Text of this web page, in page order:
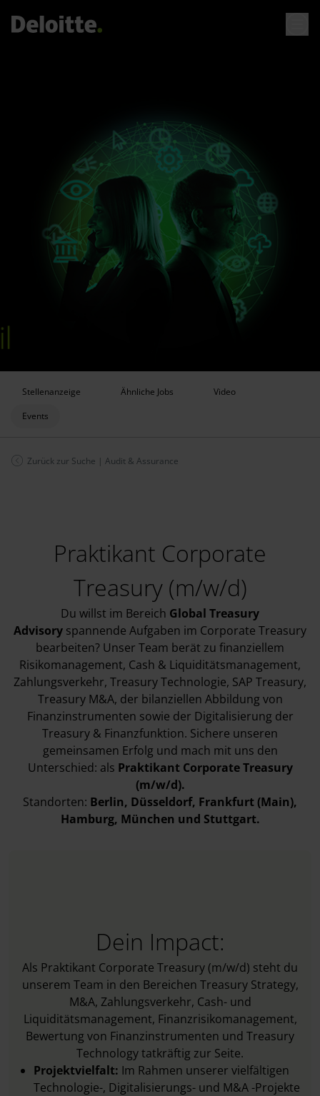
Stellenanzeige Ähnliche Jobs
Video
Events
Zurück zur Suche | Audit & Assurance
Praktikant Corporate
Treasury (m/w/d)
Du willst im Bereich Global Treasury
Advisory spannende Aufgaben im Corporate Treasury
bearbeiten? Unser Team berät zu finanziellem
Risikomanagement, Cash & Liquiditätsmanagement,
Zahlungsverkehr, Treasury Technologie, SAP Treasury,
Treasury M&A, der bilanziellen Abbildung von
Finanzinstrumenten sowie der Digitalisierung der
Treasury & Finanzfunktion. Sichere unseren
gemeinsamen Erfolg und mach mit uns den
Unterschied: als Praktikant Corporate Treasury
(m/w/d).
Standorten: Berlin, Düsseldorf, Frankfurt (Main),
Hamburg, München und Stuttgart.
Dein Impact:
Als Praktikant Corporate Treasury (m/w/d) steht du
unserem Team in den Bereichen Treasury Strategy,
M&A, Zahlungsverkehr, Cash- und
Liquiditätsmanagement, Finanzrisikomanagement,
Bewertung von Finanzinstrumenten und Treasury
Technology tatkräftig zur Seite.
Projektvielfalt: Im Rahmen unserer vielfältigen
Technologie-, Digitalisierungs- und M&A -Projekte